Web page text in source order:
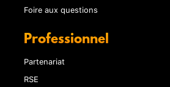
Foire aux questions
Professionnel
Partenariat
RSE